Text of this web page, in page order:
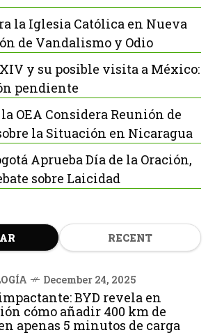
la Iglesia Católica en Nueva
de Vandalismo y Odio
y su posible visita a México:
pendiente
OEA Considera Reunión de
la Situación en Nicaragua
Aprueba Día de la Oración,
sobre Laicidad
RECENT
December 24, 2025
BYD revela en
cómo añadir 400 km de
apenas 5 minutos de carga